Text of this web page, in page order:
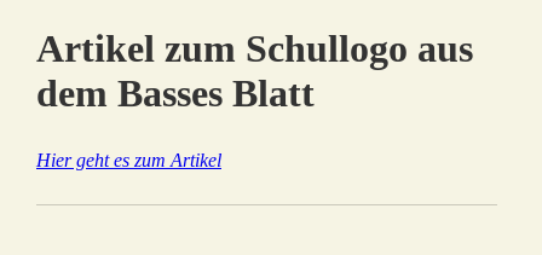
Artikel zum Schullogo aus
dem Basses Blatt
Hier geht es zum Artikel